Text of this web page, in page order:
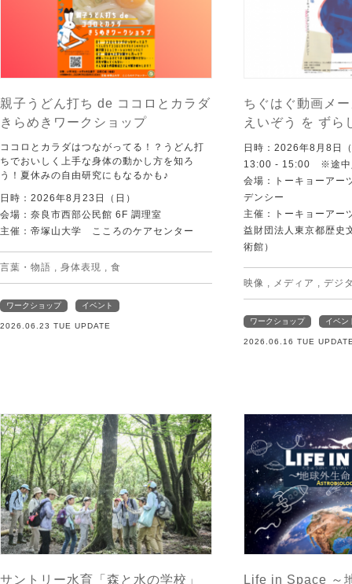
親子うどん打ち de ココロとカラダ
きらめきワークショップ
ココロとカラダはつながってる！？うどん打
ちでおいしく上手な身体の動かし方を知ろ
う！夏休みの自由研究にもなるかも♪
日時：2026年8月23日（日）
会場：奈良市西部公民館 6F 調理室
主催：帝塚山大学 こころのケアセンター
言葉・物語 , 身体表現 , 食
ワークショップ イベント
2026.06.23 TUE UPDATE
ちぐはぐ動画メ
えいぞう を ず
日時：2026年8月8日
13:00 - 15:00 ※途中
会場：トーキョーアー
デンシー
主催：トーキョーアー
益財団法人東京都歴史
術館）
映像 , メディア , デジ
ワークショップ イベン
2026.06.16 TUE
サントリー水育「森と水の学校」
Life in Space ～